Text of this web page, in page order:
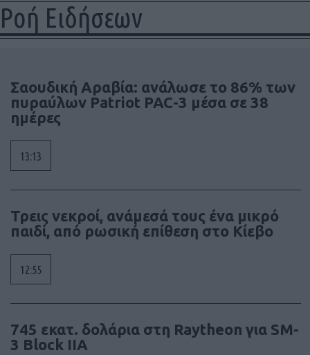
Ροή Ειδήσεων
Σαουδική Αραβία: ανάλωσε το 86% των
πυραύλων Patriot PAC-3 μέσα σε 38
ημέρες
13:13
Τρεις νεκροί, ανάμεσά τους ένα μικρό
παιδί, από ρωσική επίθεση στο Κίεβο
12:55
745 εκατ. δολάρια στη Raytheon για SM-
3 Block IIA